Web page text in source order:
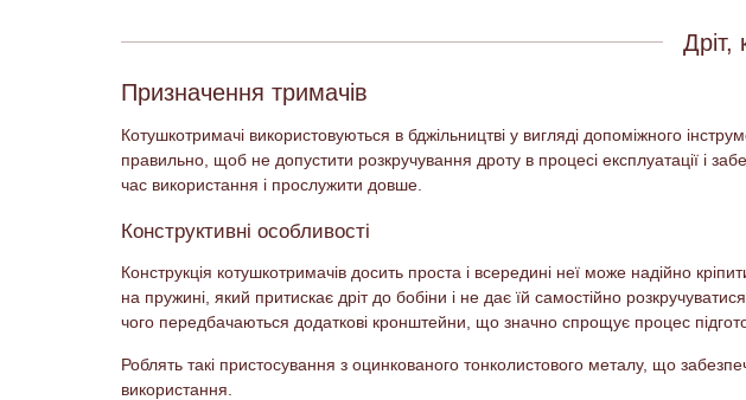
Дріт,
Призначення тримачів
Котушкотримачі використовуються в бджільництві у вигляді допоміжного
правильно, щоб не допустити розкручування дроту в процесі експлуатації і
час використання і прослужити довше.
Конструктивні особливості
Конструкція котушкотримачів досить проста і всередині неї може надійно
на пружині, який притискає дріт до бобіни і не дає їй самостійно
чого передбачаються додаткові кронштейни, що значно спрощує процес
Роблять такі пристосування з оцинкованого тонколистового металу, що
використання.